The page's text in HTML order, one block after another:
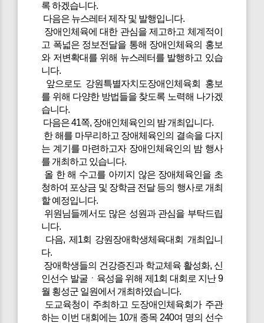
록 하겠습니다.
다음은 뉴스레터 제작 및 발행입니다.
장애인체육에 대한 관심을 제고하고 체계적이
고 폭넓은 정보전달을 통해 장애인체육의 홍보
와 저변확대를 위해 뉴스레터를 발행하고 있습
니다.
앞으로도 강원특별자치도장애인체육회 홍보
를 위해 다양한 방법들을 찾도록 노력해 나가겠
습니다.
다음은 41쪽, 장애인체육인의 밤 개최입니다.
한 해를 마무리하고 장애체육인의 결속을 다지
는 계기를 마련하고자 장애인체육인의 밤 행사
를 개최하고 있습니다.
올 한 해 수고를 아끼지 않은 장애체육인을 초
청하여 포상금 및 장학금 전달 등의 행사로 개최
할 예정입니다.
위원님들께서도 많은 성원과 관심을 부탁드립
니다.
다음, 제1회 강원장애학생체육대회 개최입니
다.
장애학생들의 건강증진과 학교체육 활성화, 신
인선수 발굴ㆍ육성을 위해 제1회 대회로 지난 9
월 횡성군 일원에서 개최하였습니다.
도교육청이 주최하고 도장애인체육회가 주관
하는 이번 대회에는 10개 종목 240여 명의 선수